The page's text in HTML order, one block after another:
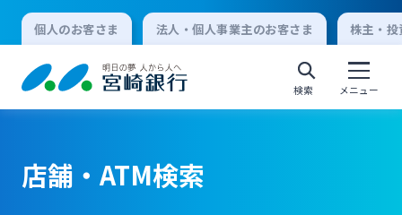
個人のお客さま 法人・個人事業主のお客さま 株主・
検索 メニュー
個人向けインターネットバンキング
店舗・ATM検索